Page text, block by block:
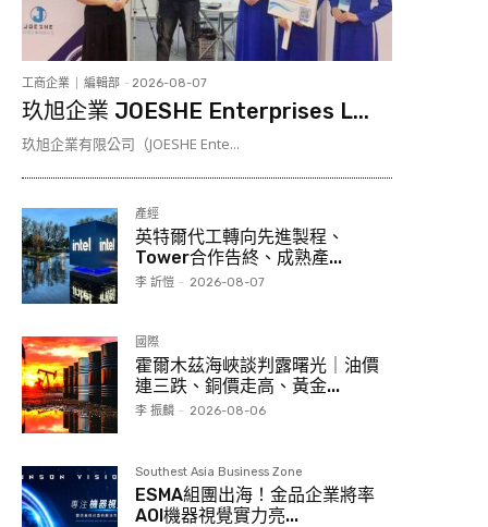
工商企業 編輯部 - 2026-08-07
玖旭企業 JOESHE Enterprises L...
玖旭企業有限公司（JOESHE Ente...
產經
英特爾代工轉向先進製程、
Tower合作告終、成熟產...
李 訢愷 - 2026-08-07
國際
霍爾木茲海峽談判露曙光｜油價
連三跌、銅價走高、黃金...
李 振麟 - 2026-08-06
Southest Asia Business Zone
ESMA組團出海！金品企業將率
AOI機器視覺實力亮...